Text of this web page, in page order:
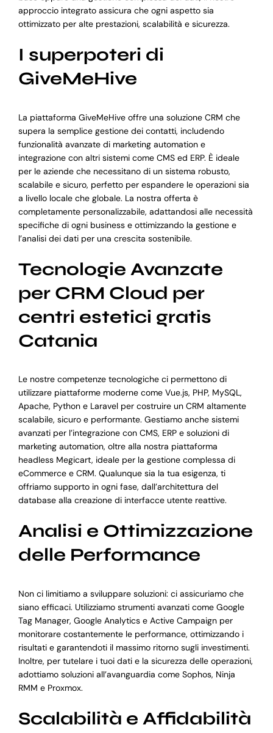
approccio integrato assicura che ogni aspetto sia
ottimizzato per alte prestazioni, scalabilità e sicurezza.
I superpoteri di
GiveMeHive
La piattaforma GiveMeHive offre una soluzione CRM che
supera la semplice gestione dei contatti, includendo
funzionalità avanzate di marketing automation e
integrazione con altri sistemi come CMS ed ERP. È ideale
per le aziende che necessitano di un sistema robusto,
scalabile e sicuro, perfetto per espandere le operazioni sia
a livello locale che globale. La nostra offerta è
completamente personalizzabile, adattandosi alle necessità
specifiche di ogni business e ottimizzando la gestione e
l’analisi dei dati per una crescita sostenibile.
Tecnologie Avanzate
per CRM Cloud per
centri estetici gratis
Catania
Le nostre competenze tecnologiche ci permettono di
utilizzare piattaforme moderne come Vue.js, PHP, MySQL,
Apache, Python e Laravel per costruire un CRM altamente
scalabile, sicuro e performante. Gestiamo anche sistemi
avanzati per l’integrazione con CMS, ERP e soluzioni di
marketing automation, oltre alla nostra piattaforma
headless Megicart, ideale per la gestione complessa di
eCommerce e CRM. Qualunque sia la tua esigenza, ti
offriamo supporto in ogni fase, dall’architettura del
database alla creazione di interfacce utente reattive.
Analisi e Ottimizzazione
delle Performance
Non ci limitiamo a sviluppare soluzioni: ci assicuriamo che
siano efficaci. Utilizziamo strumenti avanzati come Google
Tag Manager, Google Analytics e Active Campaign per
monitorare costantemente le performance, ottimizzando i
risultati e garantendoti il massimo ritorno sugli investimenti.
Inoltre, per tutelare i tuoi dati e la sicurezza delle operazioni,
adottiamo soluzioni all’avanguardia come Sophos, Ninja
RMM e Proxmox.
Scalabilità e Affidabilità